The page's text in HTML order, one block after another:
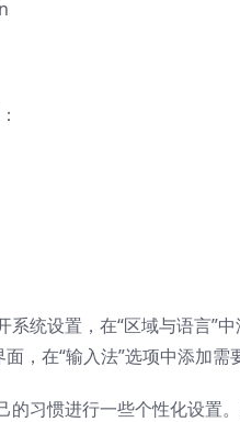
统设置，在“区域与语言”
，在“输入法”选项中添加需
的习惯进行一些个性化设置